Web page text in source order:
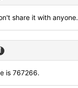
share it with anyone.
is 767266.